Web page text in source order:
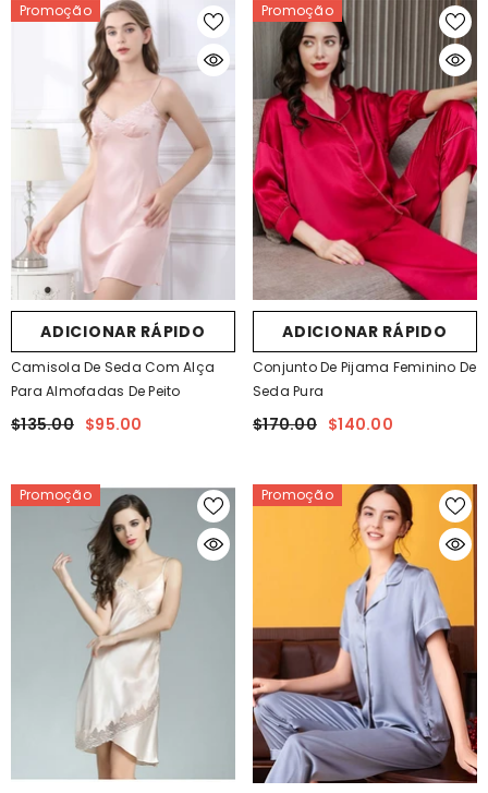
Promoção
ADICIONAR RÁPIDO
Camisola De Seda Com Alça
Para Almofadas De Peito
$135.00 $95.00
Promoção
ADICIONAR RÁPIDO
Conjunto De Pijama Feminino De
Seda Pura
$170.00 $140.00
Promoção Promoção